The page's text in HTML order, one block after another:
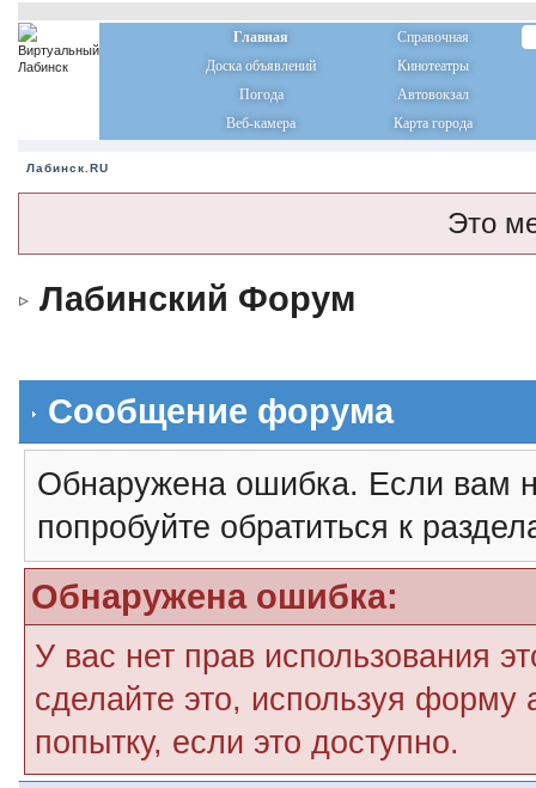
Главная
Справочная
Доска объявлений
Кинотеатры
Погода
Автовокзал
Веб-камера
Карта города
Лабинск.RU
Это
Лабинский Форум
Сообщение форума
Обнаружена ошибка. Если вам
попробуйте обратиться к
Обнаружена ошибка:
У вас нет прав использования
сделайте это, используя форму
попытку, если это доступно.